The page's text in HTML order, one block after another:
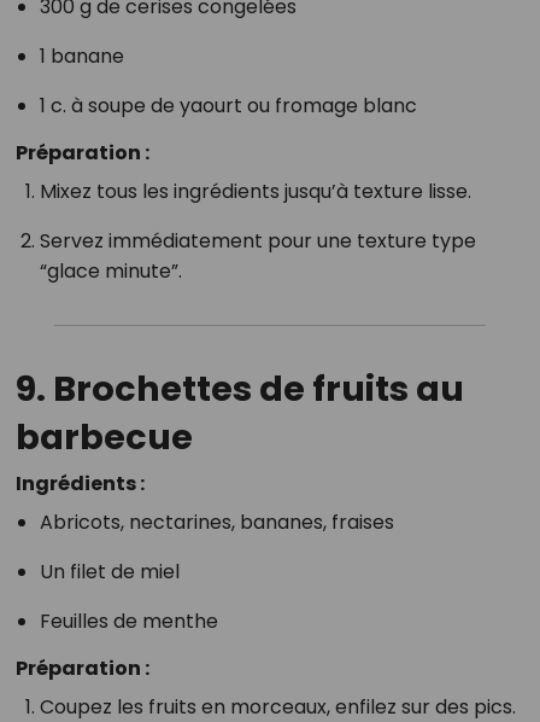
300 g de cerises congelées
1 banane
1 c. à soupe de yaourt ou fromage blanc
Préparation :
Mixez tous les ingrédients jusqu’à texture lisse.
Servez immédiatement pour une texture type
“glace minute”.
9. Brochettes de fruits au
barbecue
Ingrédients :
Abricots, nectarines, bananes, fraises
Un filet de miel
Feuilles de menthe
Préparation :
Coupez les fruits en morceaux, enfilez sur des pics.